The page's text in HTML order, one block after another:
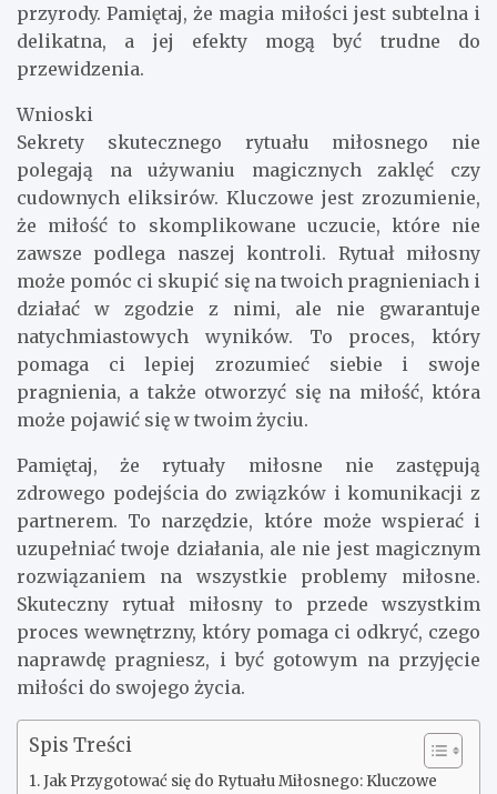
przyrody. Pamiętaj, że magia miłości jest subtelna i
delikatna, a jej efekty mogą być trudne do
przewidzenia.
Wnioski
Sekrety skutecznego rytuału miłosnego nie
polegają na używaniu magicznych zaklęć czy
cudownych eliksirów. Kluczowe jest zrozumienie,
że miłość to skomplikowane uczucie, które nie
zawsze podlega naszej kontroli. Rytuał miłosny
może pomóc ci skupić się na twoich pragnieniach i
działać w zgodzie z nimi, ale nie gwarantuje
natychmiastowych wyników. To proces, który
pomaga ci lepiej zrozumieć siebie i swoje
pragnienia, a także otworzyć się na miłość, która
może pojawić się w twoim życiu.
Pamiętaj, że rytuały miłosne nie zastępują
zdrowego podejścia do związków i komunikacji z
partnerem. To narzędzie, które może wspierać i
uzupełniać twoje działania, ale nie jest magicznym
rozwiązaniem na wszystkie problemy miłosne.
Skuteczny rytuał miłosny to przede wszystkim
proces wewnętrzny, który pomaga ci odkryć, czego
naprawdę pragniesz, i być gotowym na przyjęcie
miłości do swojego życia.
Spis Treści
Jak Przygotować się do Rytuału Miłosnego: Kluczowe